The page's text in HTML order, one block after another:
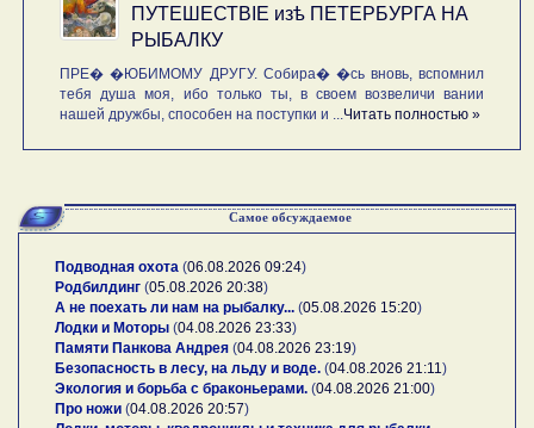
ПУТЕШЕСТВIE изѣ ПЕТЕРБУРГА НА
РЫБАЛКУ
ПРЕ� �ЮБИМОМУ ДРУГУ. Собира� �сь вновь, вспомнил
тебя душа моя, ибо только ты, в своем возвеличи вании
нашей дружбы, способен на поступки и ... Читать полностью »
Самое обсуждаемое
Подводная охота (06.08.2026 09:24)
Родбилдинг (05.08.2026 20:38)
А не поехать ли нам на рыбалку... (05.08.2026 15:20)
Лодки и Моторы (04.08.2026 23:33)
Памяти Панкова Андрея (04.08.2026 23:19)
Безопасность в лесу, на льду и воде. (04.08.2026 21:11 )
Экология и борьба с браконьерами. (04.08.2026 21:00)
Про ножи (04.08.2026 20:57)